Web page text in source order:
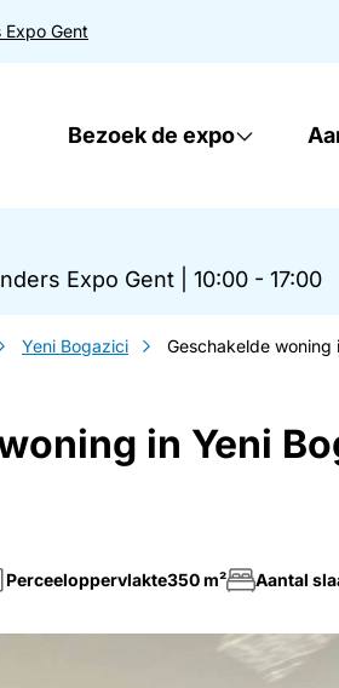
Expo Gent
Bezoek de expo
Expo Gent 10:00 - 17:00
Yeni Bogazici Geschakelde woning
in Yeni
Perceeloppervlakte350 m² Aantal